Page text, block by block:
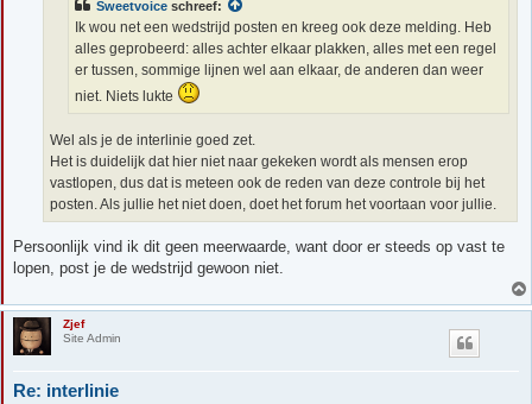
Sweetvoice schreef:
Ik wou net een wedstrijd posten en kreeg ook deze melding. Heb
alles geprobeerd: alles achter elkaar plakken, alles met een regel
er tussen, sommige lijnen wel aan elkaar, de anderen dan weer
niet. Niets lukte
Wel als je de interlinie goed zet.
Het is duidelijk dat hier niet naar gekeken wordt als mensen erop
vastlopen, dus dat is meteen ook de reden van deze controle bij het
posten. Als jullie het niet doen, doet het forum het voortaan voor jullie.
Persoonlijk vind ik dit geen meerwaarde, want door er steeds op vast te
lopen, post je de wedstrijd gewoon niet.
Zjef
Site Admin
Re: interlinie